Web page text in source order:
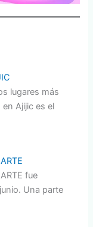
lugares más
Ajijic es el
fue
Una parte